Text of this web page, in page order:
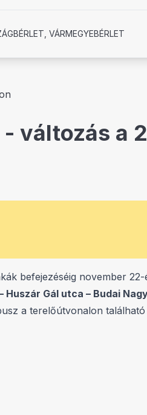
VÁRMEGYE­BÉRLET
változás a
befejezéséig november
Gál utca – Budai
a terelőútvonalon